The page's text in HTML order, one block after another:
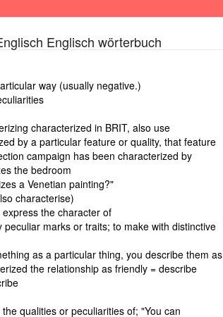
Englisch wörterbuch
way (usually negative.)
characterized in BRIT, also use
by a particular feature or quality, that feature
campaign has been characterized by
the bedroom
a Venetian painting?"
characterise)
the character of
marks or traits; to make with distinctive
as a particular thing, you describe them as
the relationship as friendly = describe
qualities or peculiarities of; "You can